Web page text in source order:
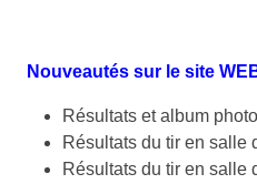
Nouveautés sur le site
Résultats et album
Résultats du tir en salle
Résultats du tir en salle